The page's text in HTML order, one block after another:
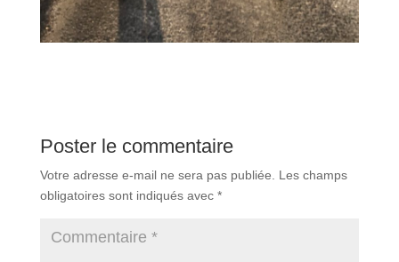
Poster le commentaire
Votre adresse e-mail ne sera pas publiée. Les champs
obligatoires sont indiqués avec *